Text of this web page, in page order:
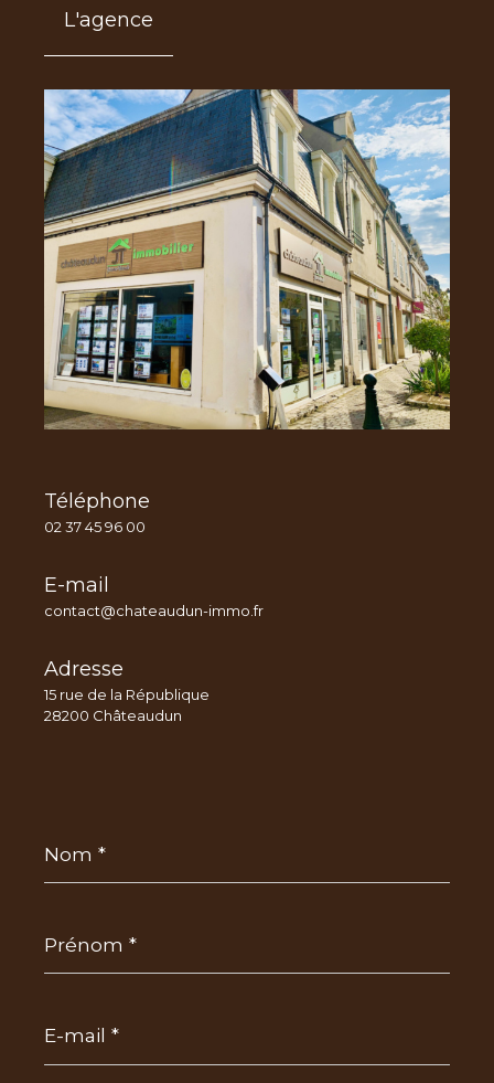
L'agence
Téléphone
02 37 45 96 00
E-mail
contact@chateaudun-immo.fr
Adresse
15 rue de la République
28200 Châteaudun
*
*
mail
*